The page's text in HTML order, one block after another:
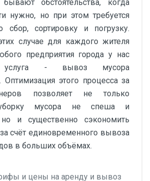
бывают обстоятельства, когда
нужно, но при этом требуется
сбор, сортировку и погрузку.
случае для каждого жителя
предприятия города у нас
услуга - вывоз мусора
Оптимизация этого процесса за
позволяет не только
мусора не спеша и
но и существенно сэкономить
счёт единовременного вывоза
в больших объёмах.
и цены на аренду и вывоз